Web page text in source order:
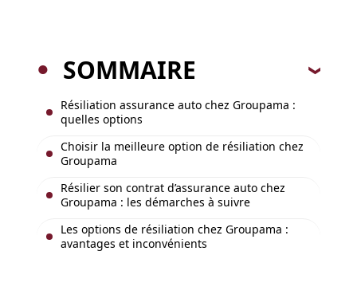
SOMMAIRE
Résiliation assurance auto chez Groupama :
quelles options
Choisir la meilleure option de résiliation chez
Groupama
Résilier son contrat d’assurance auto chez
Groupama : les démarches à suivre
Les options de résiliation chez Groupama :
avantages et inconvénients